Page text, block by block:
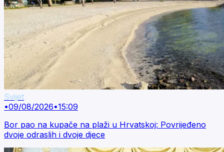
Svijet
•09/08/2026•15:09
Bor pao na kupače na plaži u Hrvatskoj: Povrijeđeno
dvoje odraslih i dvoje djece